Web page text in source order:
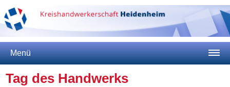
Menü
Tag des Handwerks